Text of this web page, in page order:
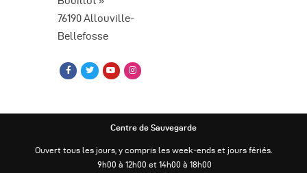
76190 Allouville-
Bellefosse
Centre de Sauvegarde
Ouvert tous les jours, y compris les week-ends et jours fériés.
9h00 à 12h00 et 14h00 à 18h00